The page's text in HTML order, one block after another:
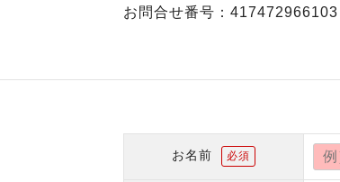
お問合せ番号：417472966103
お名前 必須